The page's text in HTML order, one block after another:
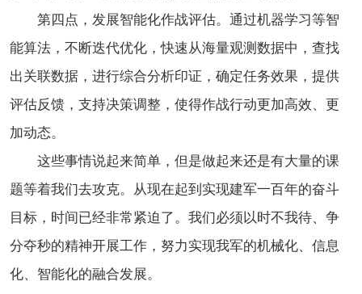
第四点，发展智能化作战评估。通过机器学习等智
能算法，不断迭代优化，快速从海量观测数据中，查找
出关联数据，进行综合分析印证，确定任务效果，提供
评估反馈，支持决策调整，使得作战行动更加高效、更
加动态。
这些事情说起来简单，但是做起来还是有大量的课
题等着我们去攻克。从现在起到实现建军一百年的奋斗
目标，时间已经非常紧迫了。我们必须以时不我待、争
分夺秒的精神开展工作，努力实现我军的机械化、信息
化、智能化的融合发展。